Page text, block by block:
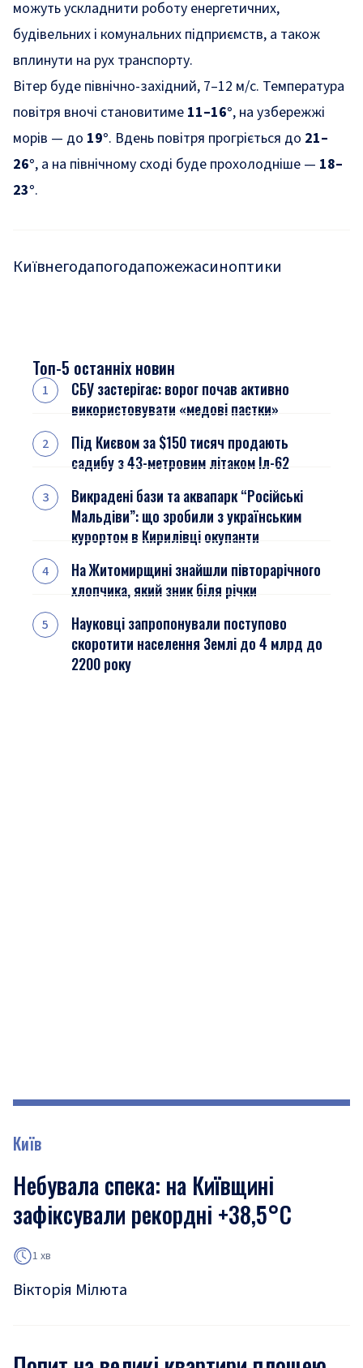
можуть ускладнити роботу енергетичних,
будівельних і комунальних підприємств, а також
вплинути на рух транспорту.
Вітер буде північно-західний, 7–12 м/с. Температура
повітря вночі становитиме 11–16°, на узбережжі
морів — до 19°. Вдень повітря прогріється до 21–
26°, а на північному сході буде прохолодніше — 18–
23°.
Київнегодапогодапожежасиноптики
Топ-5 останніх новин
СБУ застерігає: ворог почав активно
використовувати «медові пастки»
Під Києвом за $150 тисяч продають
садибу з 43-метровим літаком Іл-62
Викрадені бази та аквапарк “Російські
Мальдіви”: що зробили з українським
курортом в Кирилівці окупанти
На Житомирщині знайшли півторарічного
хлопчика, який зник біля річки
Науковці запропонували поступово
скоротити населення Землі до 4 млрд до
2200 року
Київ
Небувала спека: на Київщині
зафіксували рекордні +38,5°С
1 хв
Вікторія Мілюта